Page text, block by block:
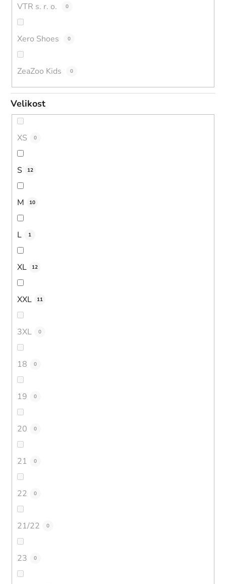
VTR s. r. o. 0
Xero Shoes 0
ZeaZoo Kids 0
Velikost
XS 0
S 12
M 10
L 1
XL 12
XXL 11
3XL 0
18 0
19 0
20 0
21 0
22 0
21/22 0
23 0